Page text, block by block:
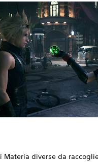
Materia diverse da